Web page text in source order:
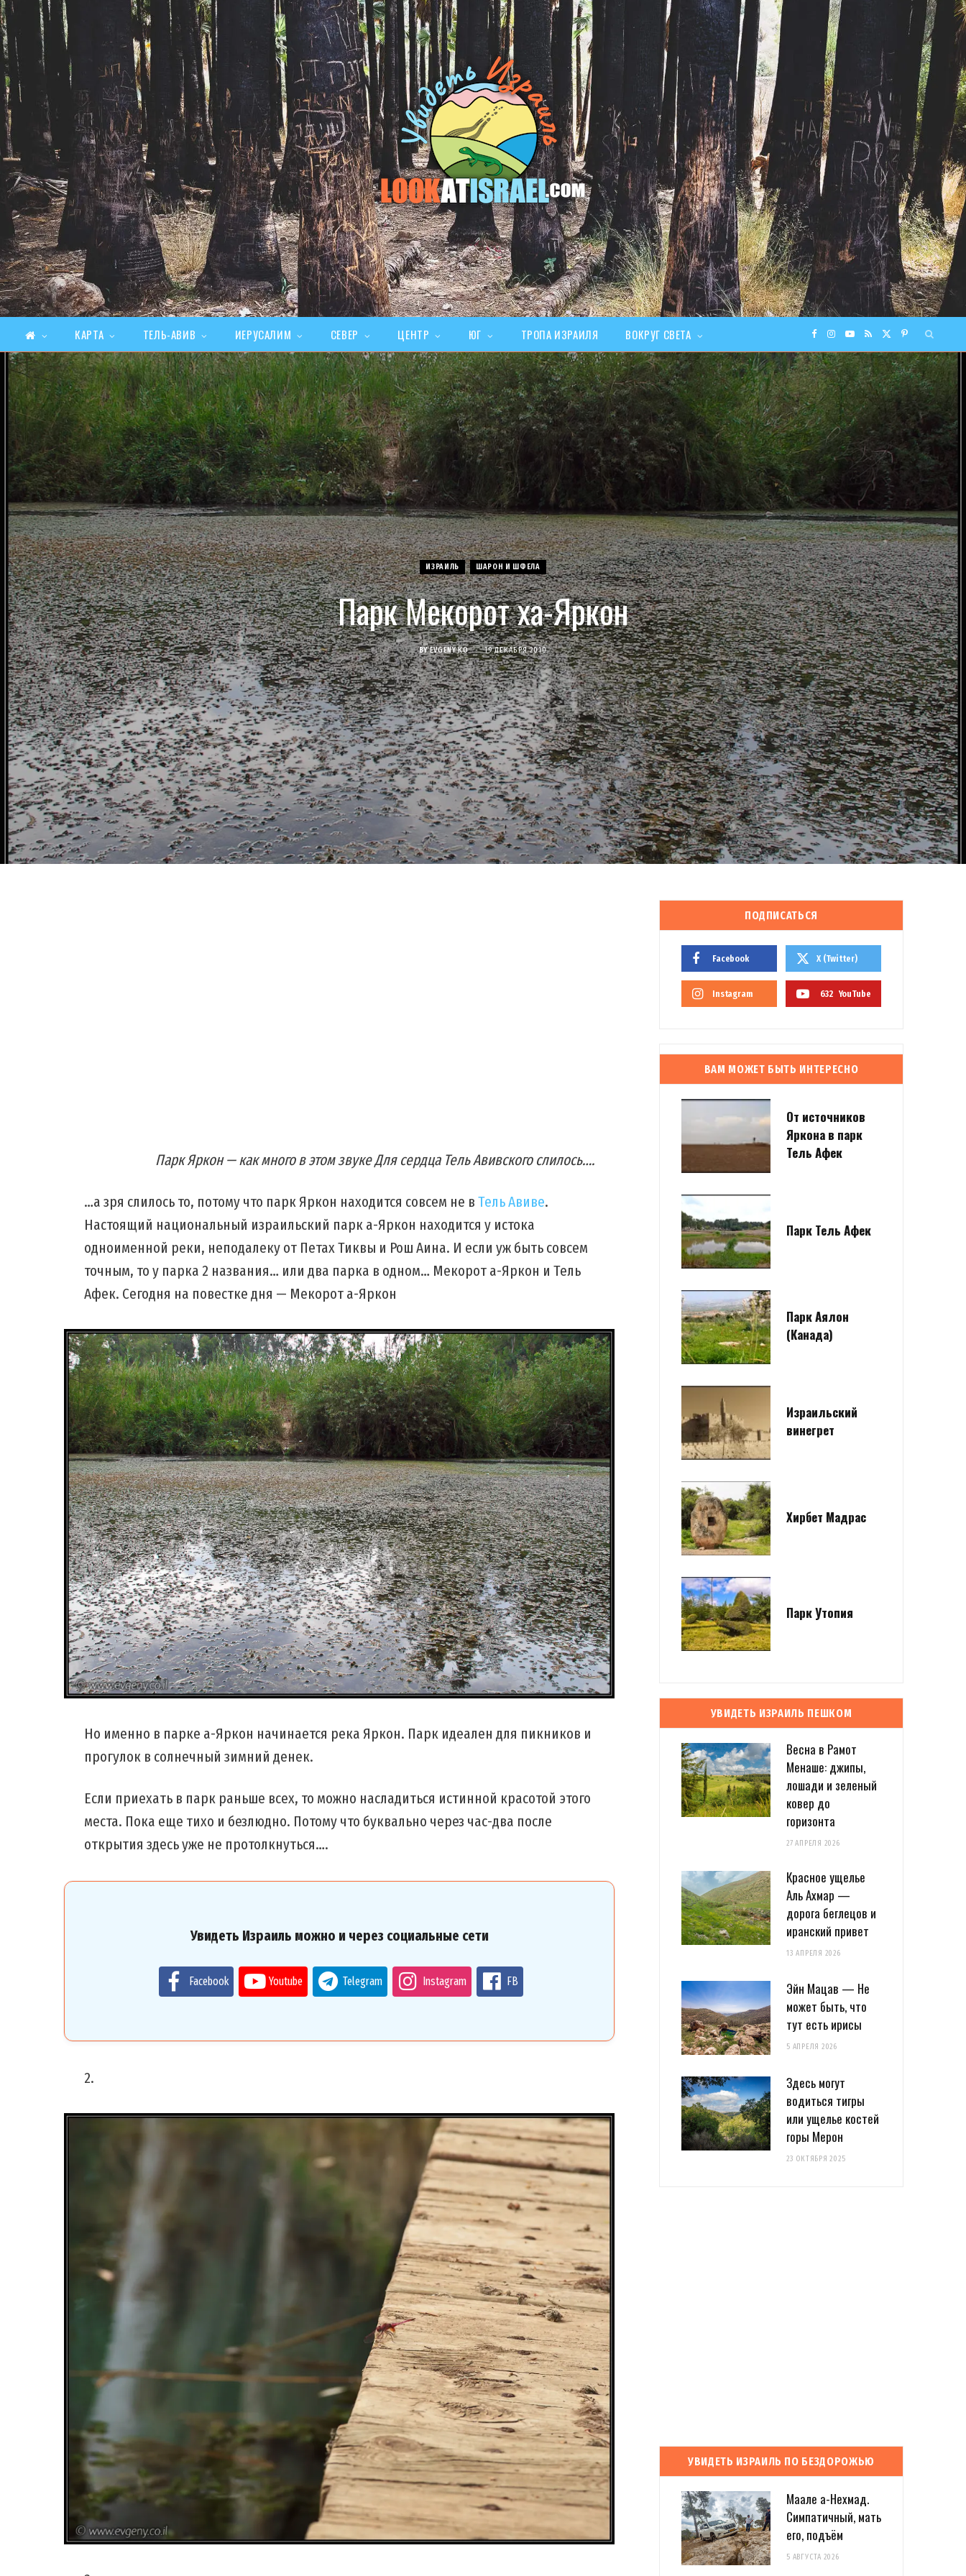
F
a
c
e
b
o
o
k
I
n
s
t
g
r
a
m
Y
o
u
u
b
e
R
S
S
(
T
w
t
e
r
)
P
i
t
r
e
s
t
КАРТА ТЕЛЬ-АВИВ ИЕРУСАЛИМ СЕВЕР ЦЕНТР ЮГ ТРОПА ИЗРАИЛЯ ВОКРУГ СВЕТА
ИЗРАИЛЬ ШАРОН И ШФЕЛА
Парк Мекорот ха-Яркон
BY EVGENY KO 19 ДЕКАБРЯ 2010
Парк Яркон — как много в этом звуке Для сердца Тель Авивского слилось….
…а зря слилось то, потому что парк Яркон находится совсем не вТель Авиве.
Настоящий национальный израильский парк а-Яркон находится у истока
одноименной реки, неподалеку от Петах Тиквы и Рош Аина. И если уж быть совсем
точным, то у парка 2 названия… или два парка в одном… Мекорот а-Яркон и Тель
Афек. Сегодня на повестке дня — Мекорот а-Яркон
Но именно в парке а-Яркон начинается река Яркон. Парк идеален для пикников и
прогулок в солнечный зимний денек.
Если приехать в парк раньше всех, то можно насладиться истинной красотой этого
места. Пока еще тихо и безлюдно. Потому что буквально через час-два после
открытия здесь уже не протолкнуться….
Увидеть Израиль можно и через социальные сети
Facebook Youtube Telegram Instagram FB
2.
ПОДПИСАТЬСЯ
Facebook X (Twitter)
Instagram 632 YouTube
ВАМ МОЖЕТ БЫТЬ ИНТЕРЕСНО
От источников
Яркона в парк
Тель Афек
Парк Тель Афек
Парк Аялон
(Канада)
Израильский
винегрет
Хирбет Мадрас
Парк Утопия
УВИДЕТЬ ИЗРАИЛЬ ПЕШКОМ
Весна в Рамот
Менаше: джипы,
лошади и зеленый
ковер до
горизонта
27 АПРЕЛЯ 2026
Красное ущелье
Аль Ахмар —
дорога беглецов и
иранский привет
13 АПРЕЛЯ 2026
Эйн Мацав — Не
может быть, что
тут есть ирисы
5 АПРЕЛЯ 2026
Здесь могут
водиться тигры
или ущелье костей
горы Мерон
23 ОКТЯБРЯ 2025
УВИДЕТЬ ИЗРАИЛЬ ПО БЕЗДОРОЖЬЮ
Маале а-Нехмад.
Симпатичный, мать
его, подъём
5 АВГУСТА 2026